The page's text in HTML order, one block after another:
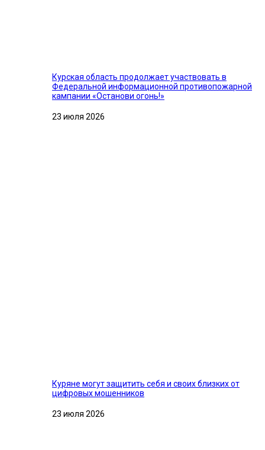
Курская область продолжает участвовать в
Федеральной информационной противопожарной
кампании «Останови огонь!»
23 июля 2026
Куряне могут защитить себя и своих близких от
цифровых мошенников
23 июля 2026